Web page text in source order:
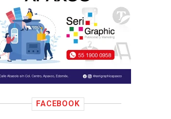
FACEBOOK